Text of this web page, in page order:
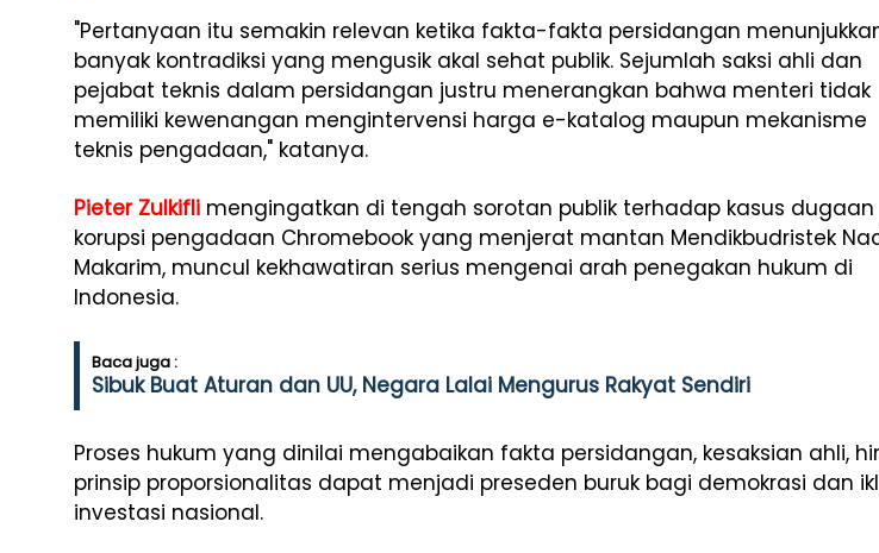
"Pertanyaan itu semakin relevan ketika fakta-fakta persidangan
banyak kontradiksi yang mengusik akal sehat publik. Sejumlah saksi ahli dan
pejabat teknis dalam persidangan justru menerangkan bahwa menteri tidak
memiliki kewenangan mengintervensi harga e-katalog maupun mekanisme
teknis pengadaan," katanya.
Pieter Zulkifli mengingatkan di tengah sorotan publik terhadap kasus dugaan
korupsi pengadaan Chromebook yang menjerat mantan Mendikbudristek
Makarim, muncul kekhawatiran serius mengenai arah penegakan hukum di
Indonesia.
Baca juga :
Sibuk Buat Aturan dan UU, Negara Lalai Mengurus Rakyat Sendiri
Proses hukum yang dinilai mengabaikan fakta persidangan, kesaksian ahli,
prinsip proporsionalitas dapat menjadi preseden buruk bagi demokrasi dan
investasi nasional.